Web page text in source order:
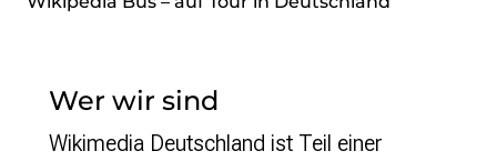
Wer wir sind
Wikimedia Deutschland ist Teil einer